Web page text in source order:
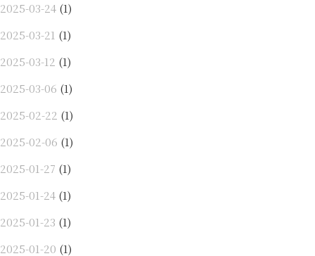
2025-03-24 (1)
2025-03-21 (1)
2025-03-12 (1)
2025-03-06 (1)
2025-02-22 (1)
2025-02-06 (1)
2025-01-27 (1)
2025-01-24 (1)
2025-01-23 (1)
2025-01-20 (1)